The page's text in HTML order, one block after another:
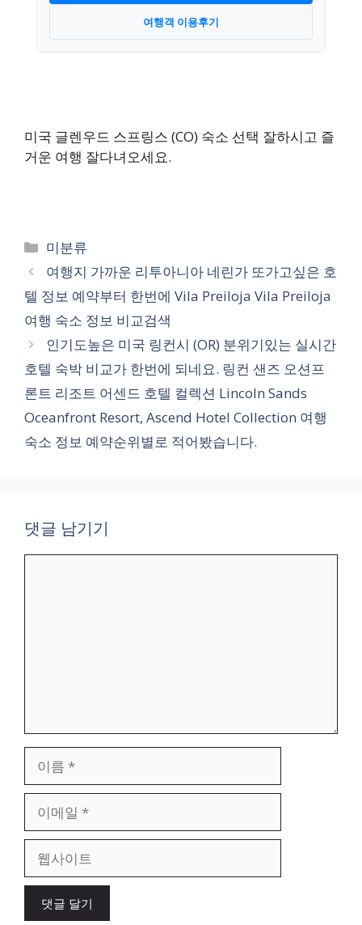
여행객 이용후기
미국 글렌우드 스프링스 (CO) 숙소 선택 잘하시고 즐
거운 여행 잘다녀오세요.
카
테
고
리
미분류
여행지 가까운 리투아니아 네린가 또가고싶은 호
텔 정보 예약부터 한번에 Vila Preiloja Vila Preiloja
여행 숙소 정보 비교검색
인기도높은 미국 링컨시 (OR) 분위기있는 실시간
호텔 숙박 비교가 한번에 되네요. 링컨 샌즈 오션프
론트 리조트 어센드 호텔 컬렉션 Lincoln Sands
Oceanfront Resort, Ascend Hotel Collection 여행
숙소 정보 예약순위별로 적어봤습니다.
댓글 남기기
일
이